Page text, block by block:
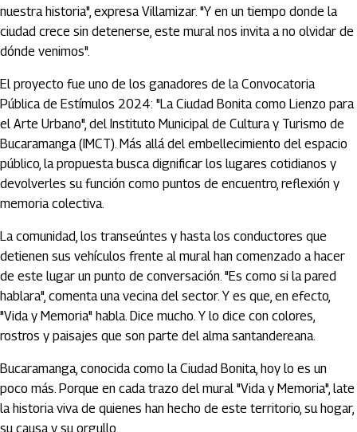
nuestra historia", expresa Villamizar. "Y en un tiempo donde la
ciudad crece sin detenerse, este mural nos invita a no olvidar de
dónde venimos".
El proyecto fue uno de los ganadores de la Convocatoria
Pública de Estímulos 2024: "La Ciudad Bonita como Lienzo para
el Arte Urbano", del Instituto Municipal de Cultura y Turismo de
Bucaramanga (IMCT). Más allá del embellecimiento del espacio
público, la propuesta busca dignificar los lugares cotidianos y
devolverles su función como puntos de encuentro, reflexión y
memoria colectiva.
La comunidad, los transeúntes y hasta los conductores que
detienen sus vehículos frente al mural han comenzado a hacer
de este lugar un punto de conversación. "Es como si la pared
hablara", comenta una vecina del sector. Y es que, en efecto,
"Vida y Memoria" habla. Dice mucho. Y lo dice con colores,
rostros y paisajes que son parte del alma santandereana.
Bucaramanga, conocida como la Ciudad Bonita, hoy lo es un
poco más. Porque en cada trazo del mural "Vida y Memoria", late
la historia viva de quienes han hecho de este territorio, su hogar,
su causa y su orgullo.